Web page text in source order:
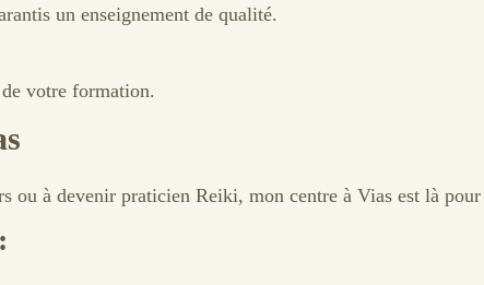
un enseignement de qualité.
votre formation.
ou à devenir praticien Reiki, mon centre à Vias est là